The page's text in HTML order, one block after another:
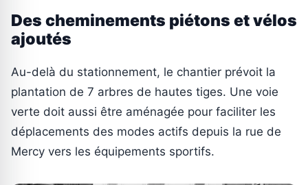
Des cheminements piétons et vélos
ajoutés
Au-delà du stationnement, le chantier prévoit la
plantation de 7 arbres de hautes tiges. Une voie
verte doit aussi être aménagée pour faciliter les
déplacements des modes actifs depuis la rue de
Mercy vers les équipements sportifs.